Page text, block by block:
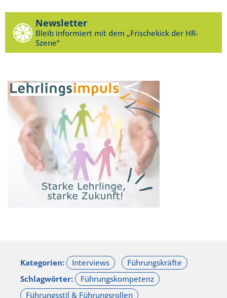
Newsletter
Bleib informiert mit dem „Frischekick der HR-
Szene“
Kategorien:
Schlagwörter: